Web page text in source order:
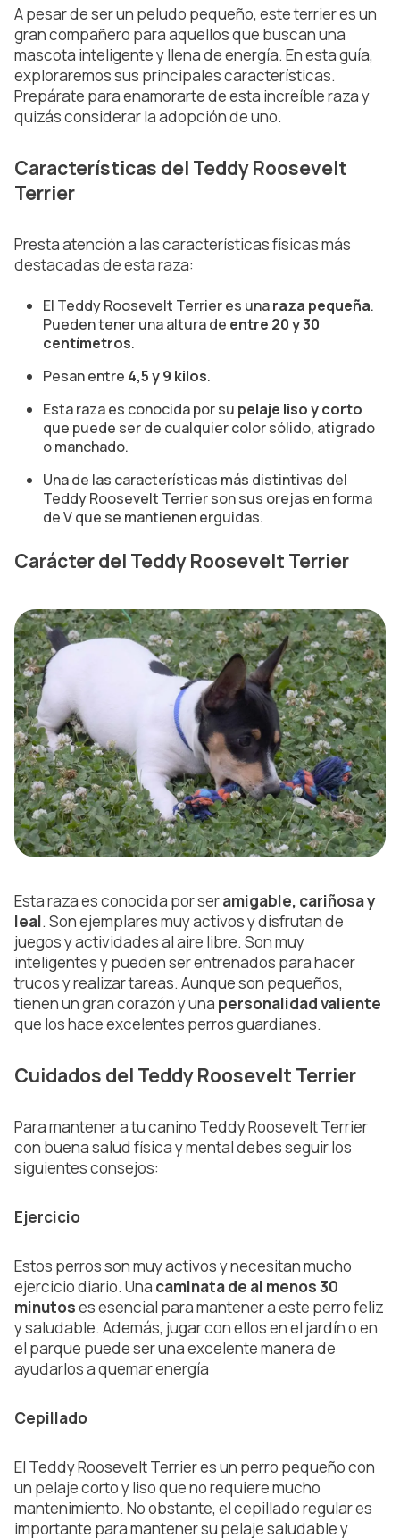
A pesar de ser un peludo pequeño, este terrier es un
gran compañero para aquellos que buscan una
mascota inteligente y llena de energía. En esta guía,
exploraremos sus principales características.
Prepárate para enamorarte de esta increíble raza y
quizás considerar la adopción de uno.
Características del Teddy Roosevelt
Terrier
Presta atención a las características físicas más
destacadas de esta raza:
El Teddy Roosevelt Terrier es unaraza pequeña.
Pueden tener una altura de entre 20 y 30
centímetros.
Pesan entre 4,5 y 9 kilos.
Esta raza es conocida por su pelaje liso y corto
que puede ser de cualquier color sólido, atigrado
o manchado.
Una de las características más distintivas del
Teddy Roosevelt Terrier son sus orejas en forma
de V que se mantienen erguidas.
Carácter del Teddy Roosevelt Terrier
Esta raza es conocida por seramigable, cariñosa y
leal. Son ejemplares muy activos y disfrutan de
juegos y actividades al aire libre. Son muy
inteligentes y pueden ser entrenados para hacer
trucos y realizar tareas. Aunque son pequeños,
tienen un gran corazón y una personalidad valiente
que los hace excelentes perros guardianes.
Cuidados del Teddy Roosevelt Terrier
Para mantener a tu canino Teddy Roosevelt Terrier
con buena salud física y mental debes seguir los
siguientes consejos:
Ejercicio
Estos perros son muy activos y necesitan mucho
ejercicio diario. Una caminata de al menos 30
minutoses esencial para mantener a este perro feliz
y saludable. Además, jugar con ellos en el jardín o en
el parque puede ser una excelente manera de
ayudarlos a quemar energía
Cepillado
El Teddy Roosevelt Terrier es un perro pequeño con
un pelaje corto y liso que no requiere mucho
mantenimiento. No obstante, el cepillado regular es
importante para mantener su pelaje saludable y